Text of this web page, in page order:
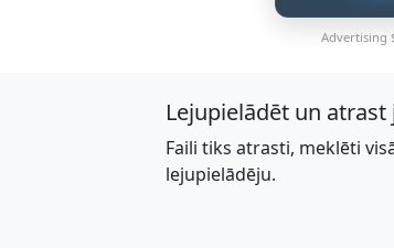
Advertising
Lejupielādēt un
Faili tiks atrasti, meklēti
lejupielādēju.